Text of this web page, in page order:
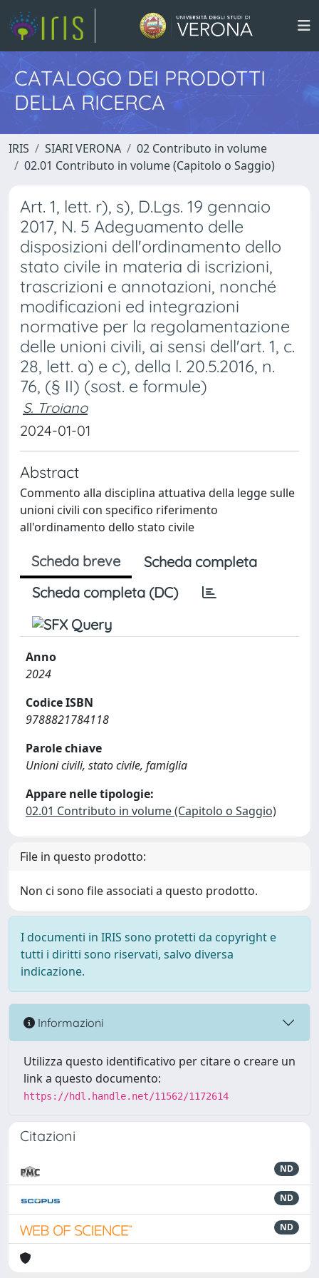
CATALOGO DEI PRODOTTI
DELLA RICERCA
IRIS SIARI VERONA
02 Contributo in volume
02.01 Contributo in volume (Capitolo o Saggio)
Art. 1, lett. r), s), D.Lgs. 19 gennaio
2017, N. 5 Adeguamento delle
disposizioni dell'ordinamento dello
stato civile in materia di iscrizioni,
trascrizioni e annotazioni, nonché
modificazioni ed integrazioni
normative per la regolamentazione
delle unioni civili, ai sensi dell'art. 1, c.
28, lett. a) e c), della l. 20.5.2016, n.
76, (§ II) (sost. e formule)
S. Troiano
2024-01-01
Abstract
Commento alla disciplina attuativa della legge sulle
unioni civili con specifico riferimento
all'ordinamento dello stato civile
Scheda breve
Scheda completa
Scheda completa (DC)
Anno
2024
Codice ISBN
9788821784118
Parole chiave
Unioni civili, stato civile, famiglia
Appare nelle tipologie:
02.01 Contributo in volume (Capitolo o Saggio)
File in questo prodotto:
Non ci sono file associati a questo prodotto.
I documenti in IRIS sono protetti da copyright e
tutti i diritti sono riservati, salvo diversa
indicazione.
Informazioni
Utilizza questo identificativo per citare o creare un
link a questo documento:
https://hdl.handle.net/11562/1172614
Citazioni
ND
ND
ND